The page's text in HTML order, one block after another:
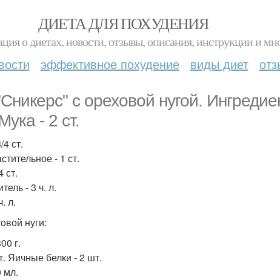
ДИЕТА ДЛЯ ПОХУДЕНИЯ
о диетах, новости, отзывы, описания, инструкции и
эффективное похудение виды диет
с ореховой нугой.
- 2 ст.
ст.
- 1 ст.
ст.
- 3 ч. л.
л.
нуги:
г.
Яичные белки - 2 шт.
мл.